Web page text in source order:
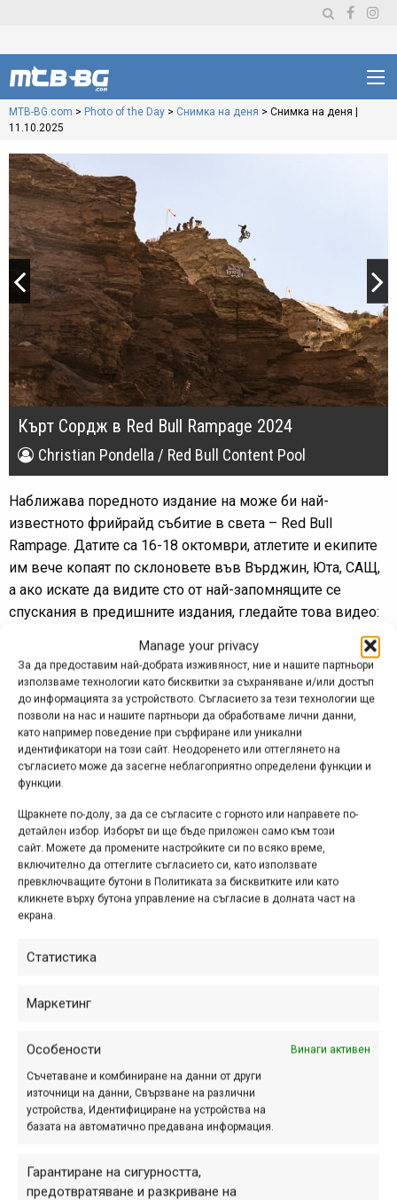
Manage your privacy
За да предоставим най-добрата изживяност, ние и нашите партньори
използваме технологии като бисквитки за съхраняване и/или достъп
до информацията за устройството. Съгласието за тези технологии ще
позволи на нас и нашите партньори да обработваме лични данни,
като например поведение при сърфиране или уникални
идентификатори на този сайт. Неодоренето или оттеглянето на
съгласието може да засегне неблагоприятно определени функции и
функции.
Щракнете по-долу, за да се съгласите с горното или направете по-
детайлен избор. Изборът ви ще бъде приложен само към този
сайт. Можете да промените настройките си по всяко време,
включително да оттеглите съгласието си, като използвате
превключващите бутони в Политиката за бисквитките или като
кликнете върху бутона управление на съгласие в долната част на
екрана.
Статистика
Маркетинг
Особености Винаги активен
Съчетаване и комбиниране на данни от други
източници на данни, Свързване на различни
устройства, Идентифициране на устройства на
базата на автоматично предавана информация.
Гарантиране на сигурността,
предотвратяване и разкриване на
MTB-BG.com > Photo of the Day > Снимка на деня > Снимка на деня |
11.10.2025
Кърт Сордж в Red Bull Rampage 2024
Christian Pondella / Red Bull Content Pool
Навигация
Наближава поредното издание на може би най-
известното фрийрайд събитие в света – Red Bull
Rampage. Датите са 16-18 октомври, атлетите и екипите
им вече копаят по склоновете във Върджин, Юта, САЩ,
а ако искате да видите сто от най-запомнящите се
спускания в предишните издания, гледайте това видео:
Повече информация за събитието вижте тук:
https://www.redbull.com/int-en/events/red-bull-rampage.
Реклама
Ако желаете да изпратите ваши снимки за публикуване в
MTB-BG.com, свържете се с нас на
https://mtb-bg.com/mtb-bg-contributors/
ПАРТНЬОРИ